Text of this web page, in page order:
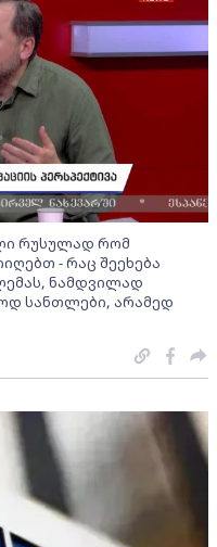
რუსულად რომ
- რაც შეეხება
ნამდვილად
სანთლები, არამედ